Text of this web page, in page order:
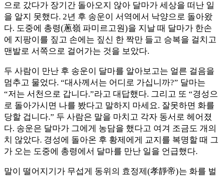
으로 갔다가 장기간 돌아오지 않아 달마가 세상을 떠난 일
을 알지 못했다. 2년 후 송운이 서역에서 낙양으로 돌아왔
다. 도중에 총령(蔥嶺 파미르고원)을 지날 때 달마가 한손
에 지팡이를 짚고 손에는 짚신 한 짝만 들고 승복을 걸치고
맨발로 서쪽으로 걸어가는 것을 보았다.
두 사람이 만난 후 송운이 달마를 알아보고는 얼른 걸음을
멈추고 물었다. “대사께서는 어디로 가십니까?” 달마는
“저는 서천으로 갑니다.”라고 대답했다. 그리고 또 “경성으
로 돌아가시면 나를 봤다고 말하지 마세요. 잘못하면 화를
당할 겁니다.” 두 사람은 말을 마치고 각자 동서로 헤어졌
다. 송운은 달마가 그에게 농담을 했다고 여겨 조금도 개의
치 않았다. 경성에 돌아온 후 황제에게 교지를 복명할 때 그
가 오는 도중에 총령에서 달마를 만난 일을 언급했다.
말이 떨어지기가 무섭게 동위의 효정제(孝靜帝)는 화를 벌